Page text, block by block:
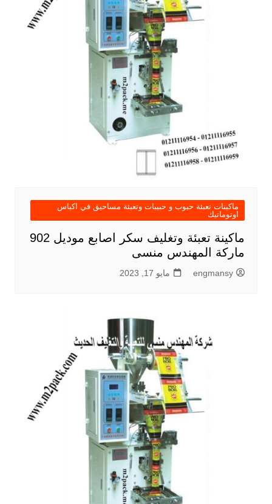
ماكينات تعبئة حبوب و حبيبات وتعبئة مساحيق في اكياس
اوتوماتيك
ماكينة تعبئة وتغليف سكر اصابع موديل 902
ماركة المهندس منسى
engmansy مايو 17, 2023